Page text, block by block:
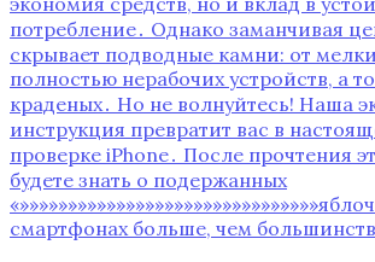
потребление․ Однако заманчивая
скрывает подводные камни: от
полностью нерабочих устройств, а
краденых․ Но не волнуйтесь! Наша
инструкция превратит вас в
проверке iPhone․ После прочтения
будете знать о подержанных
смартфонах больше, чем